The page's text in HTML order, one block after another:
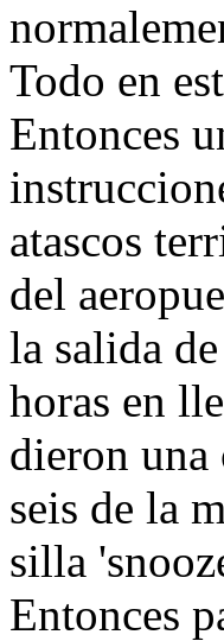
Todo en
Entonces
atascos
del
la salida
horas en
dieron una
seis de la
silla
Entonces